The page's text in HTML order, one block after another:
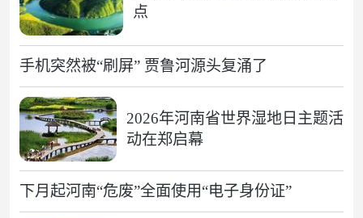
点
手机突然被“刷屏” 贾鲁河源头复涌了
2026年河南省世界湿地日主题活
动在郑启幕
下月起河南“危废”全面使用“电子身份证”